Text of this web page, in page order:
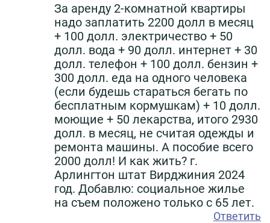
За аренду 2-комнатной квартиры
надо заплатить 2200 долл в месяц
+ 100 долл. электричество + 50
долл. вода + 90 долл. интернет + 30
долл. телефон + 100 долл. бензин +
300 долл. еда на одного человека
(если будешь стараться бегать по
бесплатным кормушкам) + 10 долл.
моющие + 50 лекарства, итого 2930
долл. в месяц, не считая одежды и
ремонта машины. А пособие всего
2000 долл! И как жить? г.
Арлингтон штат Вирджиния 2024
год. Добавлю: социальное жилье
на съем положено только с 65 лет.
Ответить